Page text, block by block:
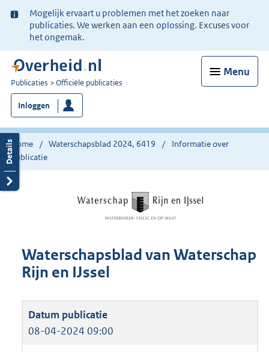
Ter
informatie:
Mogelijk ervaart u problemen met het zoeken naar
publicaties. We werken aan een oplossing. Excuses voor
het ongemak.
Menu
U
bent
nu
hier:
Publicaties Officiële publicaties
Inloggen
Home Waterschapsblad 2024, 6419
Informatie over
publicatie
Waterschapsblad van Waterschap
Rijn en IJssel
08-04-2024 09:00